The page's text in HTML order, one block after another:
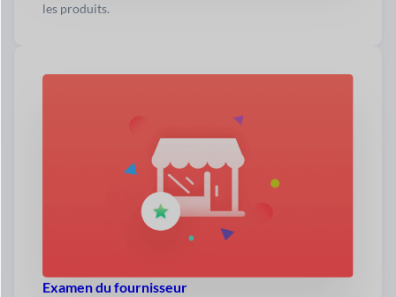
les produits.
Examen du fournisseur